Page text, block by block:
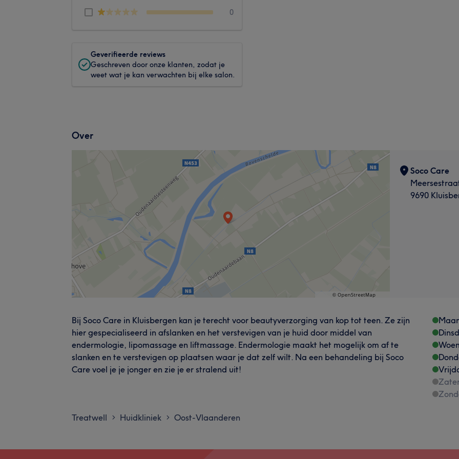
0
Geverifieerde reviews
Geschreven door onze klanten, zodat je
weet wat je kan verwachten bij elke salon.
Over
Soco Care
9690
Bij Soco Care in Kluisbergen kan je terecht voor beautyverzorging van kop tot teen. Ze zijn
hier gespecialiseerd in afslanken en het verstevigen van je huid door middel van
endermologie, lipomassage en liftmassage. Endermologie maakt het mogelijk om af te
slanken en te verstevigen op plaatsen waar je dat zelf wilt. Na een behandeling bij Soco
Care voel je je jonger en zie je er stralend uit!
Treatwell > Huidkliniek > Oost-Vlaanderen